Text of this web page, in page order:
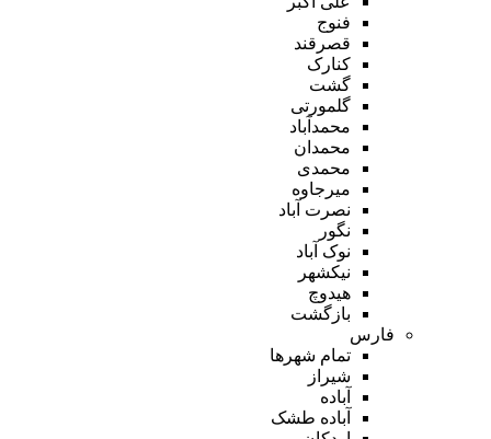
فنوج
قصرقند
کنارک
گشت
گلمورتی
محمدآباد
محمدان
محمدی
میرجاوه
نصرت آباد
نگور
نوک آباد
نیکشهر
هیدوچ
بازگشت
فارس
تمام شهر‌ها
شیراز
آباده
آباده طشک